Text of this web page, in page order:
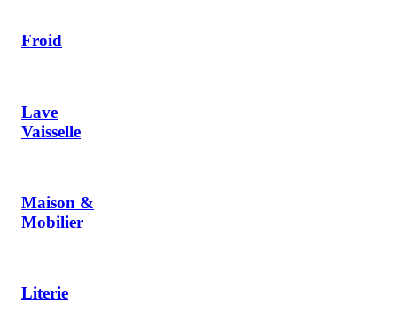
Froid
Lave
Vaisselle
Maison &
Mobilier
Literie